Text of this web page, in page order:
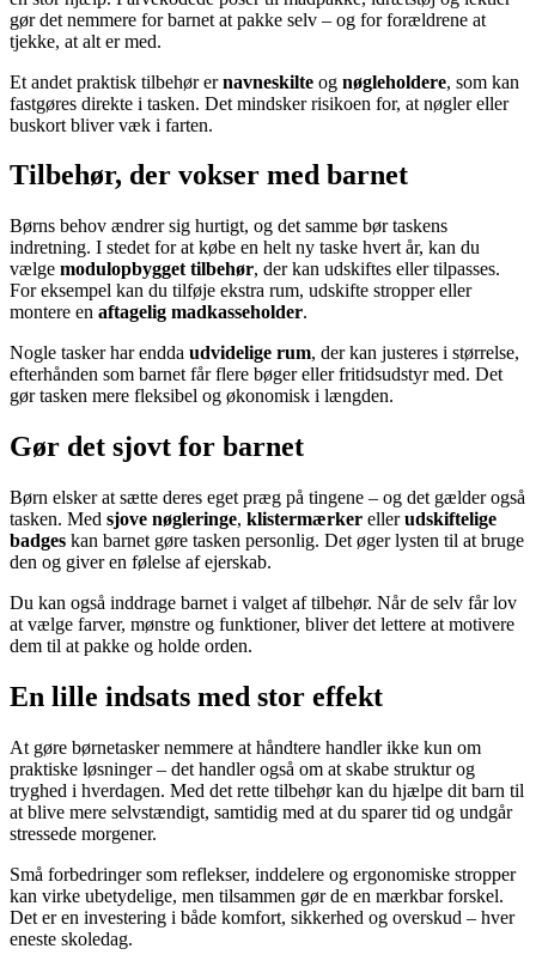
gør det nemmere for barnet at pakke selv – og for forældrene at
tjekke, at alt er med.
Et andet praktisk tilbehør ernavneskilte og nøgleholdere, som kan
fastgøres direkte i tasken. Det mindsker risikoen for, at nøgler eller
buskort bliver væk i farten.
Tilbehør, der vokser med barnet
Børns behov ændrer sig hurtigt, og det samme bør taskens
indretning. I stedet for at købe en helt ny taske hvert år, kan du
vælge modulopbygget tilbehør, der kan udskiftes eller tilpasses.
For eksempel kan du tilføje ekstra rum, udskifte stropper eller
montere en aftagelig madkasseholder.
Nogle tasker har endda udvidelige rum, der kan justeres i størrelse,
efterhånden som barnet får flere bøger eller fritidsudstyr med. Det
gør tasken mere fleksibel og økonomisk i længden.
Gør det sjovt for barnet
Børn elsker at sætte deres eget præg på tingene – og det gælder også
tasken. Med sjove nøgleringe, klistermærker ellerudskiftelige
badges kan barnet gøre tasken personlig. Det øger lysten til at bruge
den og giver en følelse af ejerskab.
Du kan også inddrage barnet i valget af tilbehør. Når de selv får lov
at vælge farver, mønstre og funktioner, bliver det lettere at motivere
dem til at pakke og holde orden.
En lille indsats med stor effekt
At gøre børnetasker nemmere at håndtere handler ikke kun om
praktiske løsninger – det handler også om at skabe struktur og
tryghed i hverdagen. Med det rette tilbehør kan du hjælpe dit barn til
at blive mere selvstændigt, samtidig med at du sparer tid og undgår
stressede morgener.
Små forbedringer som reflekser, inddelere og ergonomiske stropper
kan virke ubetydelige, men tilsammen gør de en mærkbar forskel.
Det er en investering i både komfort, sikkerhed og overskud – hver
eneste skoledag.